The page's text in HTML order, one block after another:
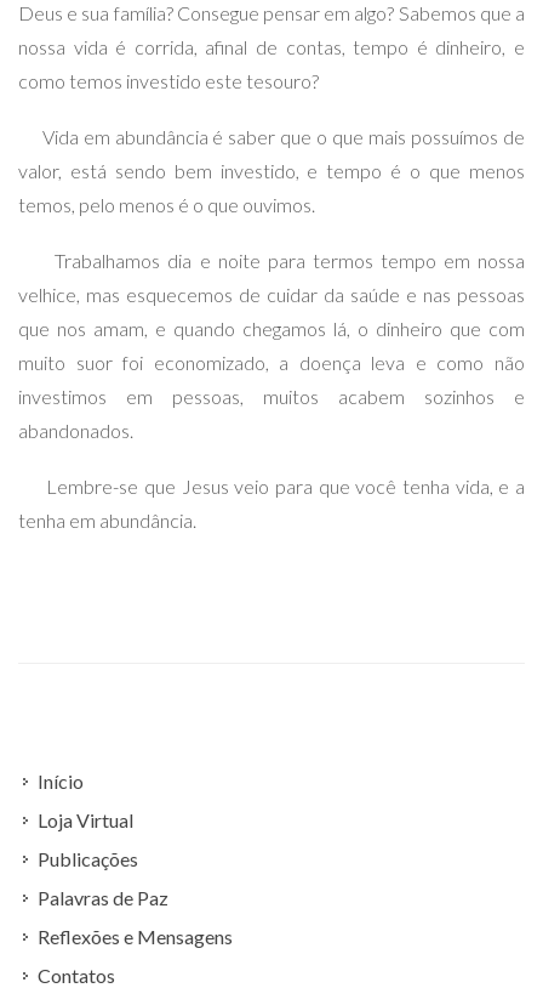
Deus e sua família? Consegue pensar em algo? Sabemos que a
nossa vida é corrida, afinal de contas, tempo é dinheiro, e
como temos investido este tesouro?
Vida em abundância é saber que o que mais possuímos de
valor, está sendo bem investido, e tempo é o que menos
temos, pelo menos é o que ouvimos.
Trabalhamos dia e noite para termos tempo em nossa
velhice, mas esquecemos de cuidar da saúde e nas pessoas
que nos amam, e quando chegamos lá, o dinheiro que com
muito suor foi economizado, a doença leva e como não
investimos em pessoas, muitos acabem sozinhos e
abandonados.
Lembre-se que Jesus veio para que você tenha vida, e a
tenha em abundância.
Início
Loja Virtual
Publicações
Palavras de Paz
Reflexões e Mensagens
Contatos